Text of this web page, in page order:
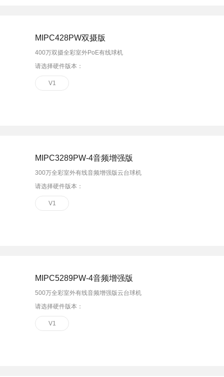
MIPC428PW双摄版
400万双摄全彩室外PoE有线球机
请选择硬件版本：
V1
MIPC3289PW-4音频增强版
300万全彩室外有线音频增强版云台球机
请选择硬件版本：
V1
MIPC5289PW-4音频增强版
500万全彩室外有线音频增强版云台球机
请选择硬件版本：
V1